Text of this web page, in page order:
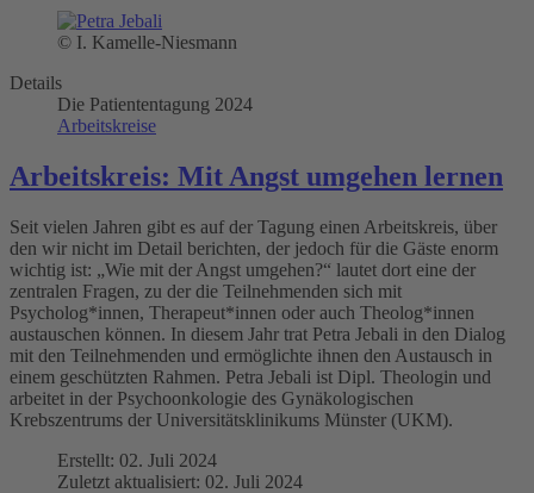
© I. Kamelle-Niesmann
Details
Die Patiententagung 2024
Arbeitskreise
Arbeitskreis: Mit Angst umgehen lernen
Seit vielen Jahren gibt es auf der Tagung einen Arbeitskreis, über
den wir nicht im Detail berichten, der jedoch für die Gäste enorm
wichtig ist: „Wie mit der Angst umgehen?“ lautet dort eine der
zentralen Fragen, zu der die Teilnehmenden sich mit
Psycholog*innen, Therapeut*innen oder auch Theolog*innen
austauschen können. In diesem Jahr trat Petra Jebali in den Dialog
mit den Teilnehmenden und ermöglichte ihnen den Austausch in
einem geschützten Rahmen. Petra Jebali ist Dipl. Theologin und
arbeitet in der Psychoonkologie des Gynäkologischen
Krebszentrums der Universitätsklinikums Münster (UKM).
Erstellt: 02. Juli 2024
Zuletzt aktualisiert: 02. Juli 2024